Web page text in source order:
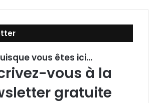
vous êtes ici...
vous à la
gratuite